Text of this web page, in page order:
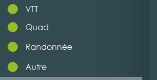
VTT
Quad
Randonnée
Autre